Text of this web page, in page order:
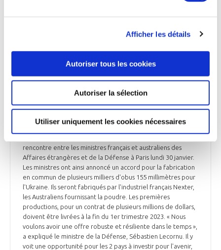
Afficher les détails
Autoriser tous les cookies
Autoriser la sélection
Utiliser uniquement les cookies nécessaires
UKRAINE
La France et l'Australie signent un accord pour
fournir des obus à l'Ukraine
rencontre entre les ministres français et australiens des
Affaires étrangères et de la Défense à Paris lundi 30 janvier.
Les ministres ont ainsi annoncé un accord pour la fabrication
en commun de plusieurs milliers d'obus 155 millimètres pour
l'Ukraine. Ils seront fabriqués par l'industriel français Nexter,
les Australiens fournissant la poudre. Les premières
productions, pour un contrat de plusieurs millions de dollars,
doivent être livrées à la fin du 1er trimestre 2023. « Nous
voulons avoir une offre robuste et résiliente dans le temps »,
a expliqué le ministre de la Défense, Sébastien Lecornu. Il y
voit une opportunité pour les 2 pays à investir pour l'avenir,